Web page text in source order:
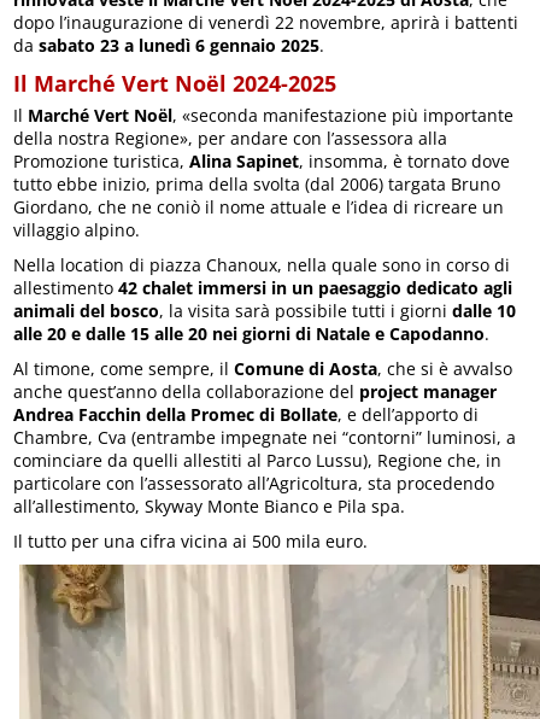
dopo l’inaugurazione di venerdì 22 novembre, aprirà i battenti
dasabato 23 a lunedì 6 gennaio 2025.
Il Marché Vert Noël 2024-2025
Il Marché Vert Noël, «seconda manifestazione più importante
della nostra Regione», per andare con l’assessora alla
Promozione turistica,Alina Sapinet, insomma, è tornato dove
tutto ebbe inizio, prima della svolta (dal 2006) targata Bruno
Giordano, che ne coniò il nome attuale e l’idea di ricreare un
villaggio alpino.
Nella location di piazza Chanoux, nella quale sono in corso di
allestimento42 chalet immersi in un paesaggio dedicato agli
animali del bosco, la visita sarà possibile tutti i giornidalle 10
alle 20 e dalle 15 alle 20 nei giorni di Natale e Capodanno.
Al timone, come sempre, ilComune di Aosta, che si è avvalso
anche quest’anno della collaborazione del project manager
Andrea Facchin della Promec di Bollate, e dell’apporto di
Chambre, Cva (entrambe impegnate nei “contorni” luminosi, a
cominciare da quelli allestiti al Parco Lussu), Regione che, in
particolare con l’assessorato all’Agricoltura, sta procedendo
all’allestimento, Skyway Monte Bianco e Pila spa.
Il tutto per una cifra vicina ai 500 mila euro.